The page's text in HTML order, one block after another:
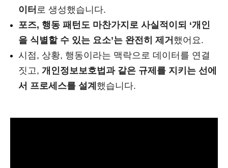
이터 로 생성했습니다.
포즈, 행동 패턴도 마찬가지로 사실적이되 ‘개인
을 식별할 수 있는 요소’는 완전히 제거 했어요.
시점, 상황, 행동이라는 맥락으로 데이터를 연결
짓고, 개인정보보호법과 같은 규제를 지키는 선에
서 프로세스를 설계 했습니다.